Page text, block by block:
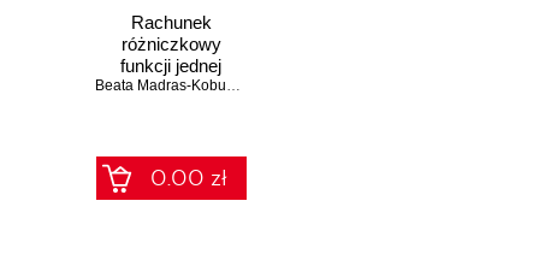
Rachunek
różniczkowy
funkcji jednej
zmiennej.
licencjackich i
inżynierskich
Beata Madras-Kobus
,
0.00 zł